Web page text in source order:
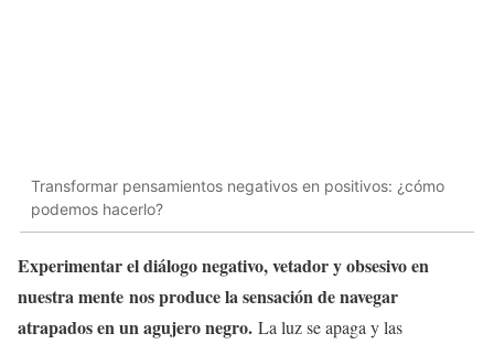
Transformar pensamientos negativos en positivos: ¿cómo
podemos hacerlo?
Experimentar el diálogo negativo, vetador y obsesivo en
nuestra mente nos produce la sensación de navegar
atrapados en un agujero negro. La luz se apaga y las